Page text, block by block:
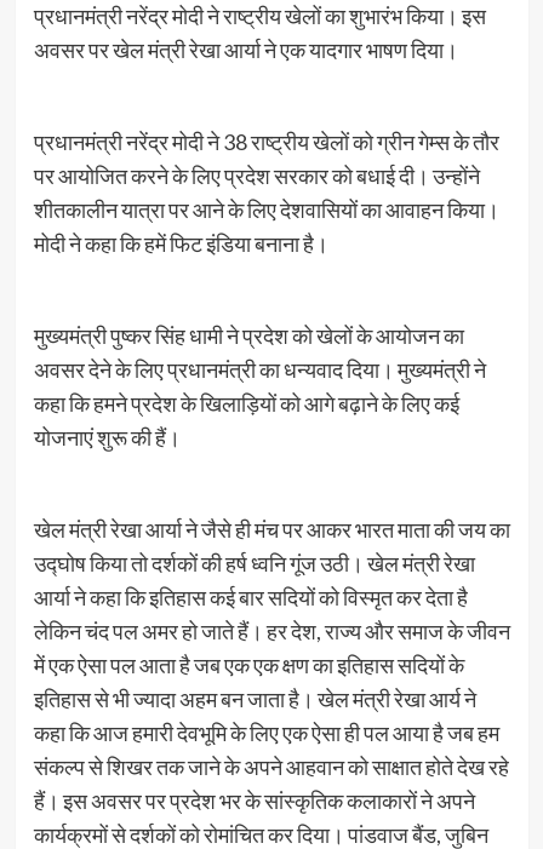
प्रधानमंत्री नरेंद्र मोदी ने राष्ट्रीय खेलों का शुभारंभ किया। इस
अवसर पर खेल मंत्री रेखा आर्या ने एक यादगार भाषण दिया।
प्रधानमंत्री नरेंद्र मोदी ने 38 राष्ट्रीय खेलों को ग्रीन गेम्स के तौर
पर आयोजित करने के लिए प्रदेश सरकार को बधाई दी। उन्होंने
शीतकालीन यात्रा पर आने के लिए देशवासियों का आवाहन किया।
मोदी ने कहा कि हमें फिट इंडिया बनाना है।
मुख्यमंत्री पुष्कर सिंह धामी ने प्रदेश को खेलों के आयोजन का
अवसर देने के लिए प्रधानमंत्री का धन्यवाद दिया। मुख्यमंत्री ने
कहा कि हमने प्रदेश के खिलाड़ियों को आगे बढ़ाने के लिए कई
योजनाएं शुरू की हैं।
खेल मंत्री रेखा आर्या ने जैसे ही मंच पर आकर भारत माता की जय का
उद्घोष किया तो दर्शकों की हर्ष ध्वनि गूंज उठी। खेल मंत्री रेखा
आर्या ने कहा कि इतिहास कई बार सदियों को विस्मृत कर देता है
लेकिन चंद पल अमर हो जाते हैं। हर देश, राज्य और समाज के जीवन
में एक ऐसा पल आता है जब एक एक क्षण का इतिहास सदियों के
इतिहास से भी ज्यादा अहम बन जाता है। खेल मंत्री रेखा आर्य ने
कहा कि आज हमारी देवभूमि के लिए एक ऐसा ही पल आया है जब हम
संकल्प से शिखर तक जाने के अपने आहवान को साक्षात होते देख रहे
हैं। इस अवसर पर प्रदेश भर के सांस्कृतिक कलाकारों ने अपने
कार्यक्रमों से दर्शकों को रोमांचित कर दिया। पांडवाज बैंड, जुबिन